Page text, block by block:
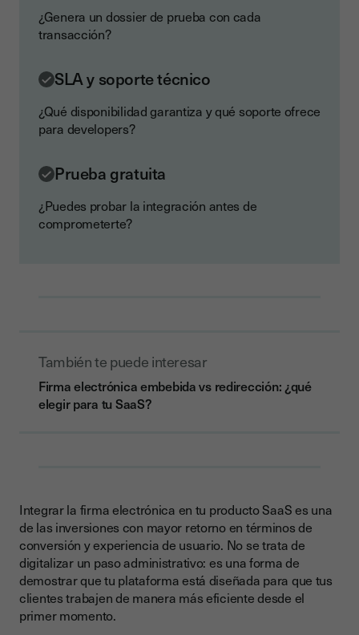
¿Genera un dossier de prueba con cada
transacción?
SLA y soporte técnico
¿Qué disponibilidad garantiza y qué soporte ofrece
para developers?
Prueba gratuita
¿Puedes probar la integración antes de
comprometerte?
También te puede interesar
Firma electrónica embebida vs redirección: ¿qué
elegir para tu SaaS?
Integrar la firma electrónica en tu producto SaaS es una
de las inversiones con mayor retorno en términos de
conversión y experiencia de usuario. No se trata de
digitalizar un paso administrativo: es una forma de
demostrar que tu plataforma está diseñada para que tus
clientes trabajen de manera más eficiente desde el
primer momento.